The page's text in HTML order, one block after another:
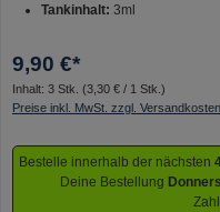
Tankinhalt: 3ml
9,90 €*
Inhalt: 3 Stk. (3,30 € / 1 Stk.)
Preise inkl. MwSt. zzgl. Versandkosten
Bestelle innerhalb der nächsten
Deine Bestellung